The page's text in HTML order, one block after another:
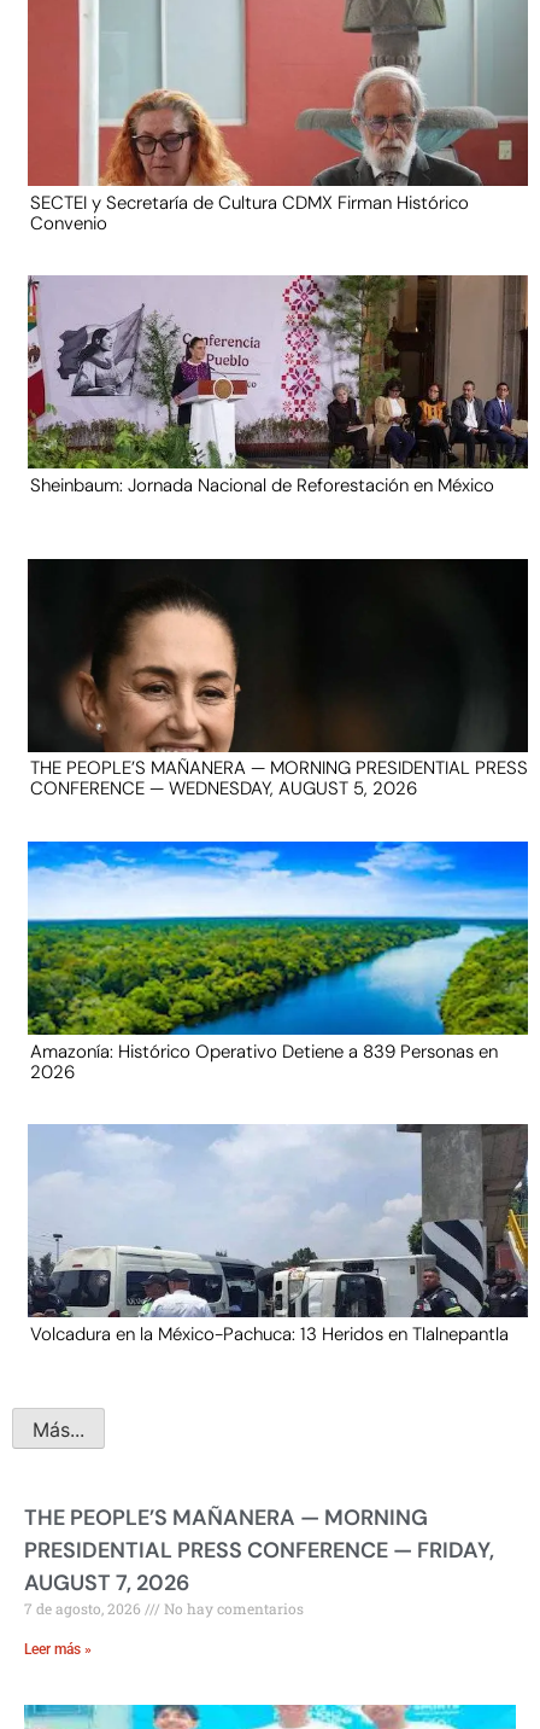
SECTEI y Secretaría de Cultura CDMX Firman Histórico
Convenio
Sheinbaum: Jornada Nacional de Reforestación en México
THE PEOPLE’S MAÑANERA — MORNING PRESIDENTIAL PRESS
CONFERENCE — WEDNESDAY, AUGUST 5, 2026
Amazonía: Histórico Operativo Detiene a 839 Personas en
2026
Volcadura en la México-Pachuca: 13 Heridos en Tlalnepantla
Más...
THE PEOPLE’S MAÑANERA — MORNING
PRESIDENTIAL PRESS CONFERENCE — FRIDAY,
AUGUST 7, 2026
7 de agosto, 2026 No hay comentarios
Leer más »